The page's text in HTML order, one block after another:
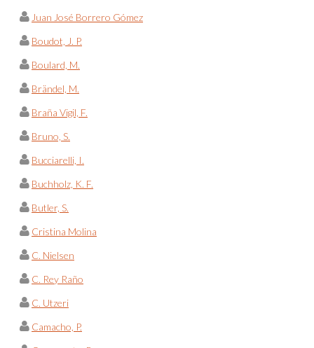
Juan José Borrero Gómez
Boudot, J. P.
Boulard, M.
Brändel, M.
Braña Vigil, F.
Bruno, S.
Bucciarelli, I.
Buchholz, K. F.
Butler, S.
Cristina Molina
C. Nielsen
C. Rey Raño
C. Utzeri
Camacho, P.